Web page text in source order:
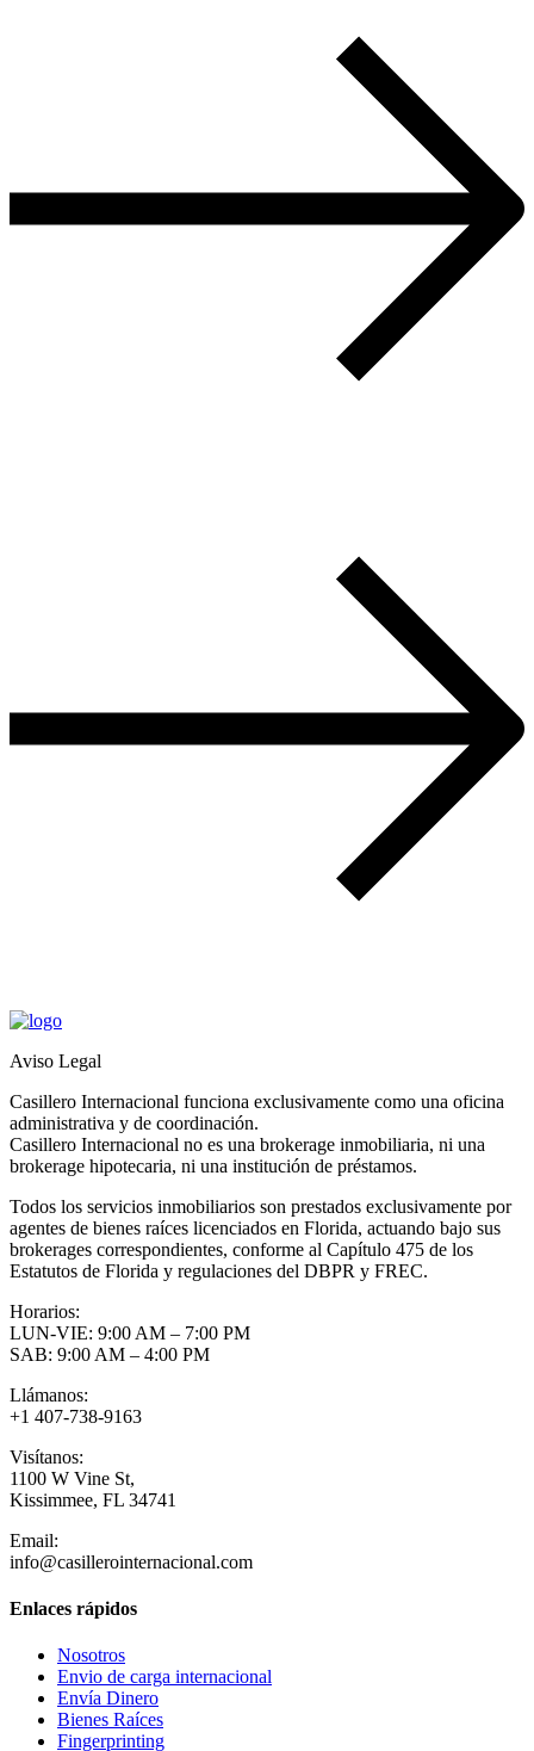
Aviso Legal
Casillero Internacional funciona exclusivamente como una oficina
administrativa y de coordinación.
Casillero Internacional no es una brokerage inmobiliaria, ni una
brokerage hipotecaria, ni una institución de préstamos.
Todos los servicios inmobiliarios son prestados exclusivamente por
agentes de bienes raíces licenciados en Florida, actuando bajo sus
brokerages correspondientes, conforme al Capítulo 475 de los
Estatutos de Florida y regulaciones del DBPR y FREC.
Horarios:
LUN-VIE: 9:00 AM – 7:00 PM
SAB: 9:00 AM – 4:00 PM
Llámanos:
+1 407-738-9163
Visítanos:
1100 W Vine St,
Kissimmee, FL 34741
Email:
info@casillerointernacional.com
Enlaces rápidos
Nosotros
Envio de carga internacional
Envía Dinero
Bienes Raíces
Fingerprinting